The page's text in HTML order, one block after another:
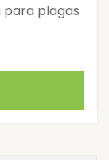
plagas